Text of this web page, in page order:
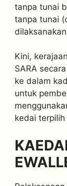
tanpa tunai
tanpa tunai
Kini,
SARA
ke dalam
untuk
kedai